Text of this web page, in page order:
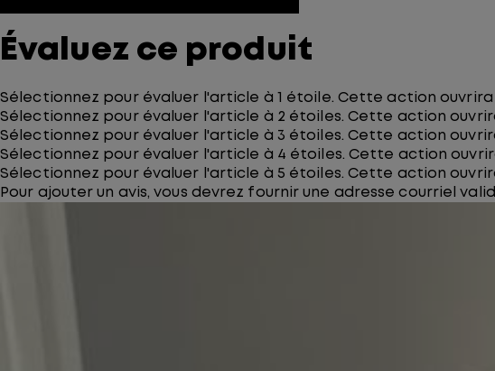
Évaluez ce produit
Sélectionnez pour évaluer l'article à 1 étoile. Cette action ouvrira
Sélectionnez pour évaluer l'article à 2 étoiles. Cette action
Sélectionnez pour évaluer l'article à 3 étoiles. Cette action
Sélectionnez pour évaluer l'article à 4 étoiles. Cette action
Sélectionnez pour évaluer l'article à 5 étoiles. Cette action
Pour ajouter un avis, vous devrez fournir une adresse courriel